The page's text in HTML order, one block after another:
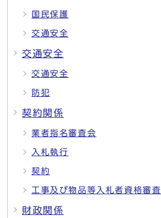
国民保護
交通安全
交通安全
交通安全
防犯
契約関係
業者指名審査会
入札執行
契約
工事及び物品等入札者資格審査
財政関係